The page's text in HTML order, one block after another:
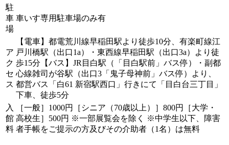
駐
車
場
車いす専用駐車場のみ有
ア
ク
セ
ス
【電車】都電荒川線早稲田駅より徒歩10分、有楽町線江
戸川橋駅（出口1a）・東西線早稲田駅（出口3a）より徒
歩15分【バス】JR目白駅（「目白駅前」バス停）・副都
心線雑司が谷駅（出口3「鬼子母神前」バス停）より、
都営バス「白61 新宿駅西口」行きにて「目白台三丁目」
下車、徒歩5分
入
館
料
［一般］1000円［シニア（70歳以上）］800円［大学・
高校生］500円 ※一部展覧会を除く ※中学生以下、障害
者手帳をご提示の方及びその介助者（1名）は無料